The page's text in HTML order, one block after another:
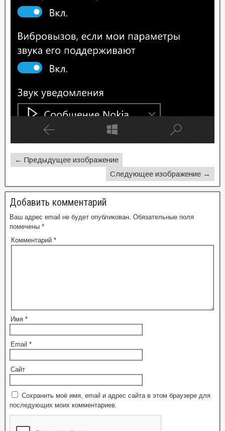
← Предыдущее изображение
Следующее изображение →
Добавить комментарий
Ваш адрес email не будет опубликован. Обязательные поля
помечены *
Комментарий *
Имя *
Email *
Сайт
Сохранить моё имя, email и адрес сайта в этом браузере для
последующих моих комментариев.